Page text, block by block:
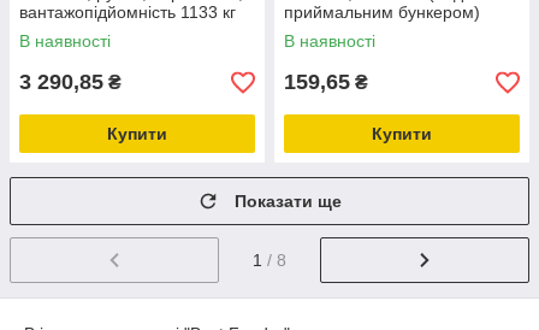
вантажопідйомність 1133 кг
В наявності
3 290,85 ₴
Купити
приймальним бункером)
обладнання та запчастини
для птахівництва
В наявності
159,65 ₴
Купити
Показати ще
1 / 8